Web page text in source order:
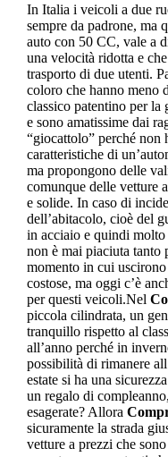
In Italia i veicoli a due
sempre da padrone, ma
auto con 50 CC, vale a
una velocità ridotta e
trasporto di due utenti.
coloro che hanno meno
classico patentino per
e sono amatissime dai
“giocattolo” perché non
caratteristiche di
ma propongono delle
comunque delle vetture
e solide. In caso di
dell’abitacolo, cioè del
in acciaio e quindi molto
non è mai piaciuta tanto
momento in cui
costose, ma oggi c’è
per questi veicoli.Nel
piccola cilindrata, un
tranquillo rispetto al
all’anno perché in
possibilità di rimanere
estate si ha una
un regalo di
esagerate? Allora
sicuramente la strada
vetture a prezzi che